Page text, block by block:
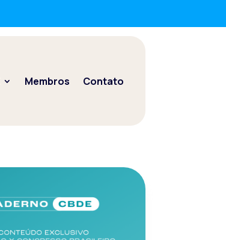
Membros Contato